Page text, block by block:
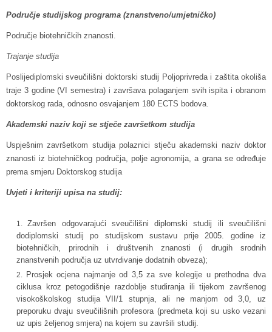
Područje studijskog programa (znanstveno/umjetničko)
Područje biotehničkih znanosti.
Trajanje studija
Poslijediplomski sveučilišni doktorski studij Poljoprivreda i zaštita okoliša
traje 3 godine (VI semestra) i završava polaganjem svih ispita i obranom
doktorskog rada, odnosno osvajanjem 180 ECTS bodova.
Akademski naziv koji se stječe završetkom studija
Uspješnim završetkom studija polaznici stječu akademski naziv doktor
znanosti iz biotehničkog područja, polje agronomija, a grana se određuje
prema smjeru Doktorskog studija
Uvjeti i kriteriji upisa na studij:
Završen odgovarajući sveučilišni diplomski studij ili sveučilišni
dodiplomski studij po studijskom sustavu prije 2005. godine iz
biotehničkih, prirodnih i društvenih znanosti (i drugih srodnih
znanstvenih područja uz utvrđivanje dodatnih obveza);
Prosjek ocjena najmanje od 3,5 za sve kolegije u prethodna dva
ciklusa kroz petogodišnje razdoblje studiranja ili tijekom završenog
visokoškolskog studija VII/1 stupnja, ali ne manjom od 3,0, uz
preporuku dvaju sveučilišnih profesora (predmeta koji su usko vezani
uz upis željenog smjera) na kojem su završili studij.